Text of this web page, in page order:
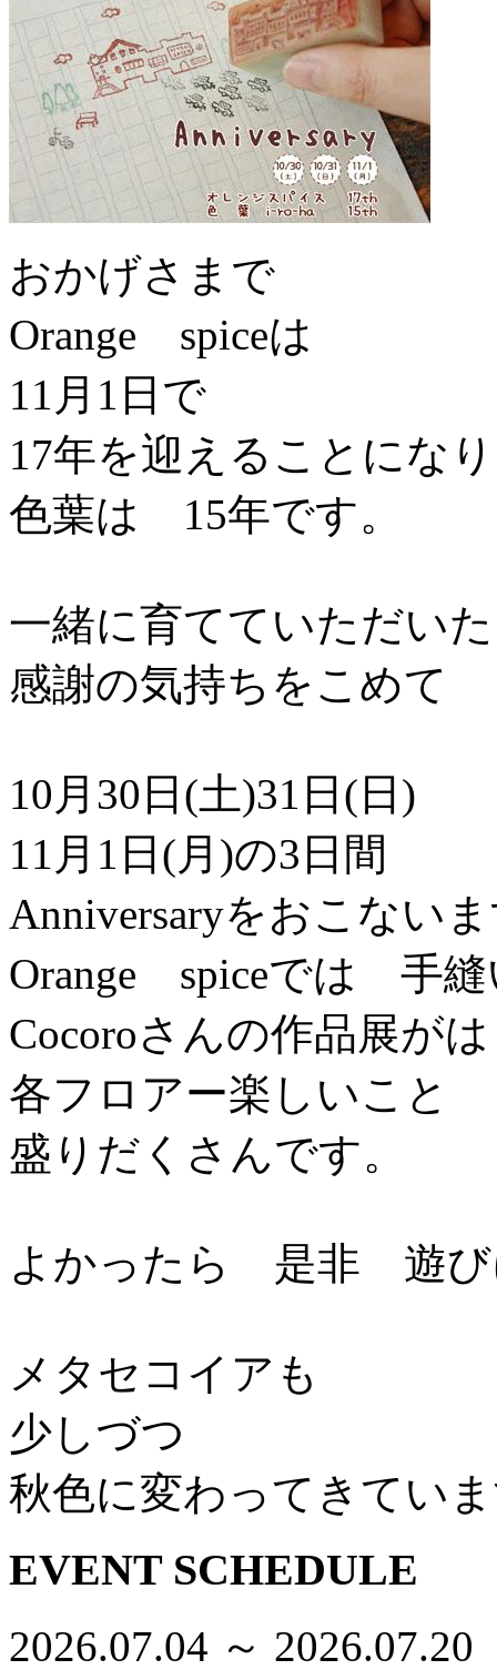
おかげさまで
Orange spiceは
11月1日で
17年を迎えることにな
色葉は 15年です。
一緒に育てていただい
感謝の気持ちをこめて
10月30日(土)31日(日)
11月1日(月)の3日間
Anniversaryをおこない
Orange spiceでは 手縫
Cocoroさんの作品展が
各フロアー楽しいこと
盛りだくさんです。
よかったら 是非 遊び
メタセコイアも
少しづつ
秋色に変わってきてい
EVENT SCHEDULE
2026.07.04 ～ 2026.07.20